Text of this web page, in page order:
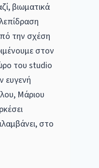
βιωματικά
την σχέση
στον
του studio
ευγενή
Μάριου
στο